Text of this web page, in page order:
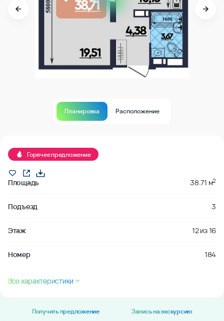
Планировка Расположение
Горячее предложение
Площадь 38.71 м2
Подъезд 3
Этаж 12из16
Номер 184
Все характеристики
Получить предложение Запись на экскурсию